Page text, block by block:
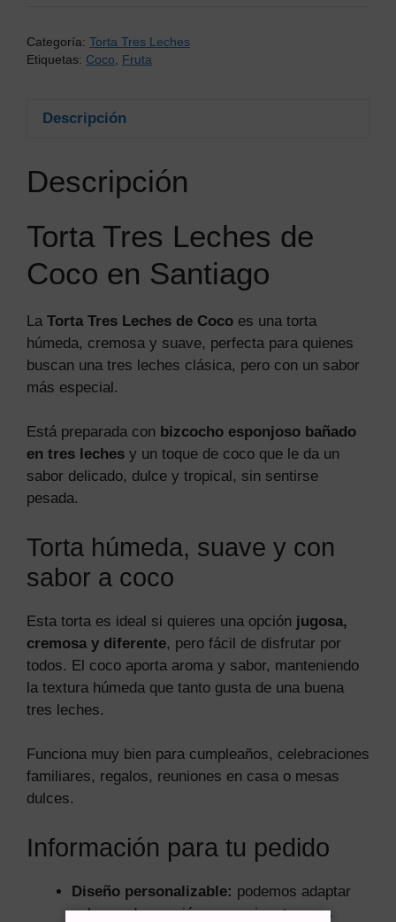
Coco
cantidad
Categoría: Torta Tres Leches
Etiquetas: Coco, Fruta
Descripción
Descripción
Torta Tres Leches de
Coco en Santiago
La Torta Tres Leches de Coco es una torta
húmeda, cremosa y suave, perfecta para quienes
buscan una tres leches clásica, pero con un sabor
más especial.
Está preparada con bizcocho esponjoso bañado
en tres leches y un toque de coco que le da un
sabor delicado, dulce y tropical, sin sentirse
pesada.
Torta húmeda, suave y con
sabor a coco
Esta torta es ideal si quieres una opción jugosa,
cremosa y diferente, pero fácil de disfrutar por
todos. El coco aporta aroma y sabor, manteniendo
la textura húmeda que tanto gusta de una buena
tres leches.
Funciona muy bien para cumpleaños, celebraciones
familiares, regalos, reuniones en casa o mesas
dulces.
Información para tu pedido
Diseño personalizable: podemos adaptar
colores, decoración, mensaje o toppers